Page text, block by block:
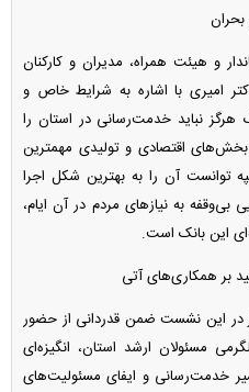
و هیئت همراه، مدیران و کارکنان
امیری با اشاره به شرایط خاص و
نباید خدمت‌رسانی در استان را
اقتصادی و تولیدی مهمترین
توانست آن را به بهترین شکل اجرا
به نیاز‌های مردم در آن ایام،
این بانک است.
بر همکاری‌های آتی
در این نشست ضمن قدردانی از حضور
مسئولان ارشد استان، انگیزه‌ای
خدمت‌رسانی و ایفای مسئولیت‌های